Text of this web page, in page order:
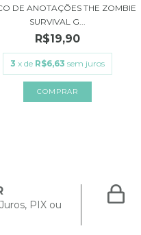
DE ANOTAÇÕES THE ZOMBIE
SURVIVAL G...
R$19,90
3 x de R$6,63 sem juros
PIX ou